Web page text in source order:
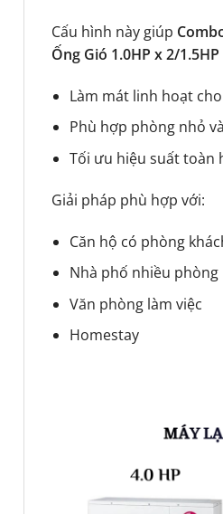
Cấu hình này giúp
Ống Gió 1.0HP x 2/1.5HP
Làm mát linh hoạt
Phù hợp phòng nhỏ
Tối ưu hiệu suất toàn
Giải pháp phù hợp với:
Căn hộ có phòng
Nhà phố nhiều phòng
Văn phòng làm việc
Homestay